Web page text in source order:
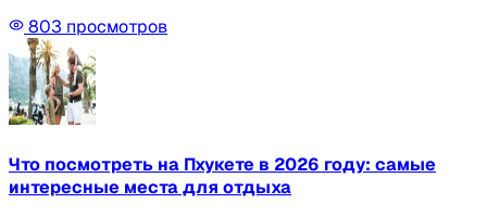
803 просмотров
Что посмотреть на Пхукете в 2026 году: самые
интересные места для отдыха